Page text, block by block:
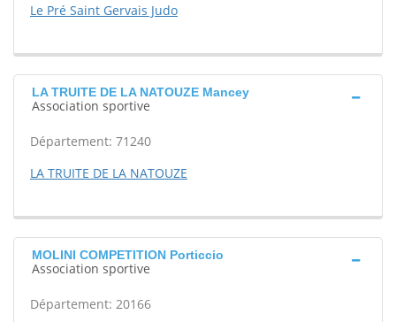
Le Pré Saint Gervais Judo
LA TRUITE DE LA NATOUZE Mancey
Association sportive
Département: 71240
LA TRUITE DE LA NATOUZE
MOLINI COMPETITION Porticcio
Association sportive
Département: 20166